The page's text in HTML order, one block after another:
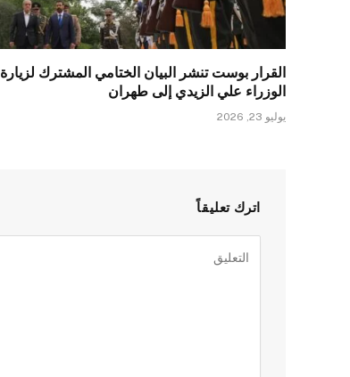
القرار بوست تنشر البيان الختامي المشترك
الوزراء علي الزيدي إلى طهران
يوليو 23, 2026
اترك تعليقاً